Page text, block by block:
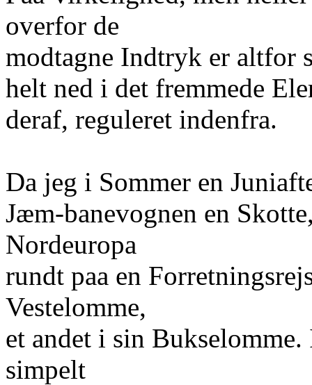
overfor de
modtagne Indtryk er altfor
helt ned i det fremmede
deraf, reguleret indenfra.
Da jeg i Sommer en
Jæm-banevognen en
Nordeuropa
rundt paa en
Vestelomme,
et andet i sin
simpelt